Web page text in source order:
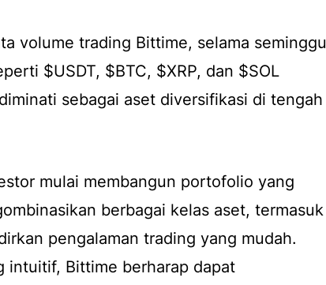
volume trading Bittime, selama seminggu
$USDT, $BTC, $XRP, dan $SOL
sebagai aset diversifikasi di tengah
mulai membangun portofolio yang
berbagai kelas aset, termasuk
pengalaman trading yang mudah.
intuitif, Bittime berharap dapat